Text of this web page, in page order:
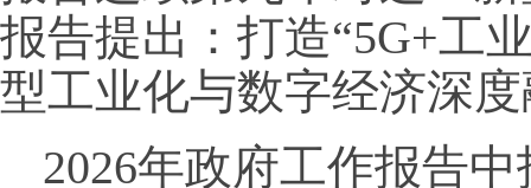
报告提出：打造“5G+工
型工业化与数字经济深
2026年政府工作报告